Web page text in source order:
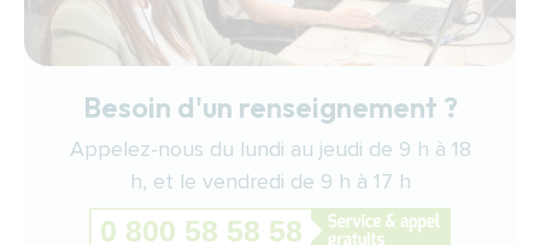
Besoin d'un renseignement ?
Appelez-nous du lundi au jeudi de 9 h à 18
h, et le vendredi de 9 h à 17 h